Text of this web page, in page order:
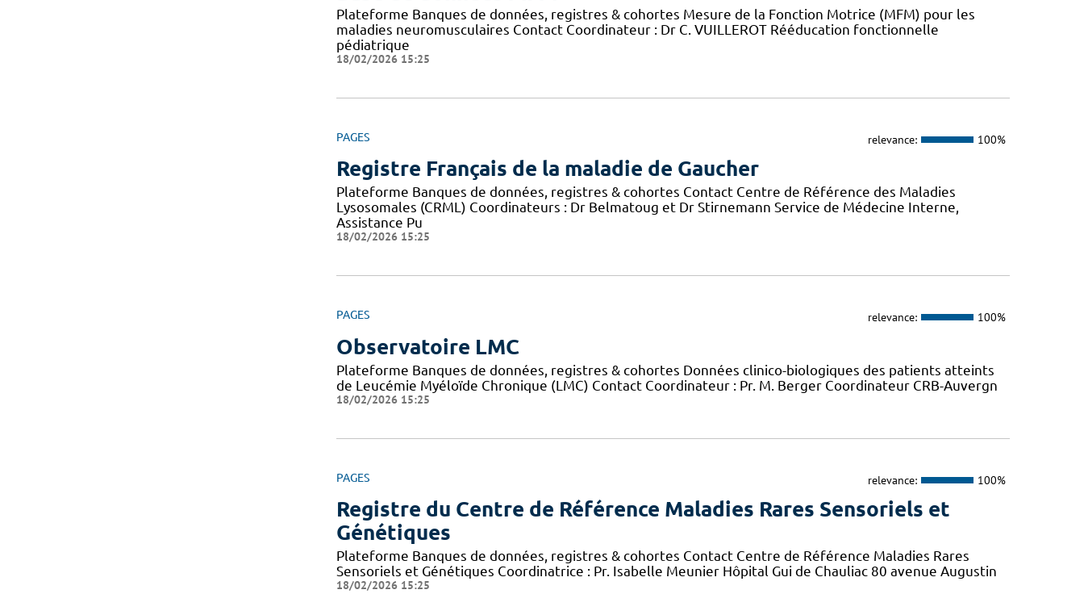
Plateforme Banques de données, registres & cohortes Mesure de la Fonction Motrice (MFM) pour les
maladies neuromusculaires Contact Coordinateur : Dr C. VUILLEROT Rééducation fonctionnelle
pédiatrique
18/02/2026 15:25
PAGES relevance: 100%
Registre Français de la maladie de Gaucher
Plateforme Banques de données, registres & cohortes Contact Centre de Référence des Maladies
Lysosomales (CRML) Coordinateurs : Dr Belmatoug et Dr Stirnemann Service de Médecine Interne,
Assistance Pu
18/02/2026 15:25
PAGES relevance: 100%
Observatoire LMC
Plateforme Banques de données, registres & cohortes Données clinico-biologiques des patients atteints
de Leucémie Myéloïde Chronique (LMC) Contact Coordinateur : Pr. M. Berger Coordinateur CRB-Auvergn
18/02/2026 15:25
PAGES relevance: 100%
Registre du Centre de Référence Maladies Rares Sensoriels et
Génétiques
Plateforme Banques de données, registres & cohortes Contact Centre de Référence Maladies Rares
Sensoriels et Génétiques Coordinatrice : Pr. Isabelle Meunier Hôpital Gui de Chauliac 80 avenue Augustin
18/02/2026 15:25